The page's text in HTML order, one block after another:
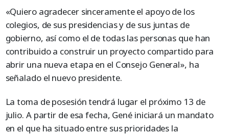
«Quiero agradecer sinceramente el apoyo de los
colegios, de sus presidencias y de sus juntas de
gobierno, así como el de todas las personas que han
contribuido a construir un proyecto compartido para
abrir una nueva etapa en el Consejo General», ha
señalado el nuevo presidente.
La toma de posesión tendrá lugar el próximo 13 de
julio. A partir de esa fecha, Gené iniciará un mandato
en el que ha situado entre sus prioridades la